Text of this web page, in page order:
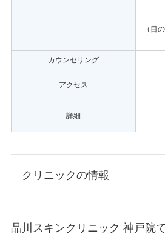
（目
カウンセリング
アクセス
詳細
クリニックの情報
品川スキンクリニック 神戸院で